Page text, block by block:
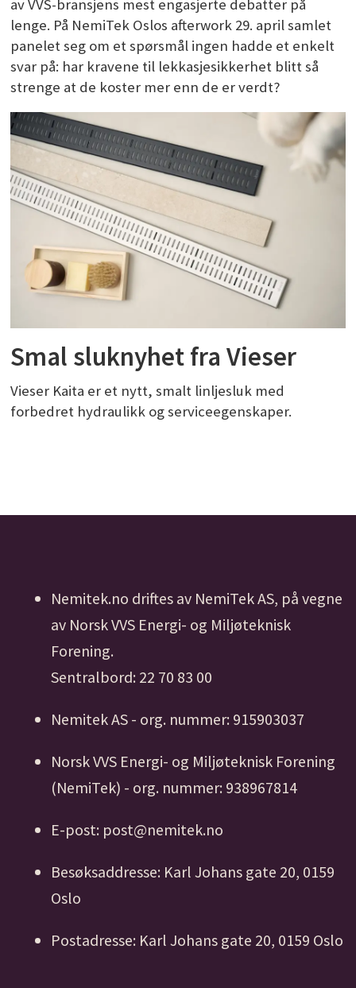
av VVS-bransjens mest engasjerte debatter på
lenge. På NemiTek Oslos afterwork 29. april samlet
panelet seg om et spørsmål ingen hadde et enkelt
svar på: har kravene til lekkasjesikkerhet blitt så
strenge at de koster mer enn de er verdt?
Smal sluknyhet fra Vieser
Vieser Kaita er et nytt, smalt linljesluk med
forbedret hydraulikk og serviceegenskaper.
Nemitek.no driftes av NemiTek AS, på vegne
av Norsk VVS Energi- og Miljøteknisk
Forening.
Sentralbord: 22 70 83 00
Nemitek AS - org. nummer: 915903037
Norsk VVS Energi- og Miljøteknisk Forening
(NemiTek) - org. nummer: 938967814
E-post: post@nemitek.no
Besøksaddresse: Karl Johans gate 20, 0159
Oslo
Postadresse: Karl Johans gate 20, 0159 Oslo